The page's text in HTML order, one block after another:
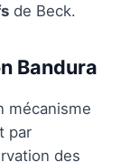
de Beck.
Bandura
mécanisme
par
des